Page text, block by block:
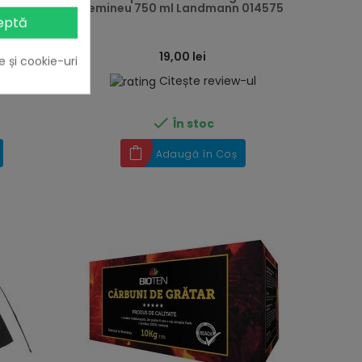
31-45 semineu 750 ml Landmann 014575
19,00 lei
Citește review-ul
 În stoc
Adaugă în Coș
și cookie-uri